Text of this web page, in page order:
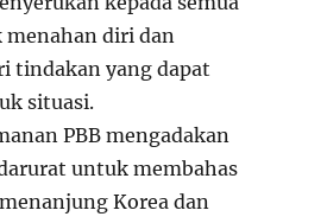
diri dan
tindakan yang dapat
situasi.
PBB mengadakan
untuk membahas
Korea dan